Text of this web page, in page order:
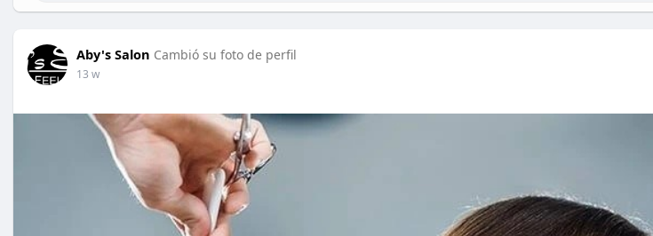
Aby's Salon Cambió su foto de perfil
13 w